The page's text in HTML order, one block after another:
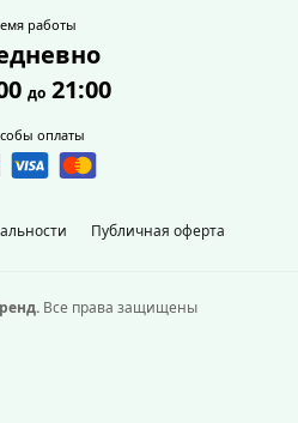
Публичная оферта
работы
до 21:00
оплаты
Все права защищены